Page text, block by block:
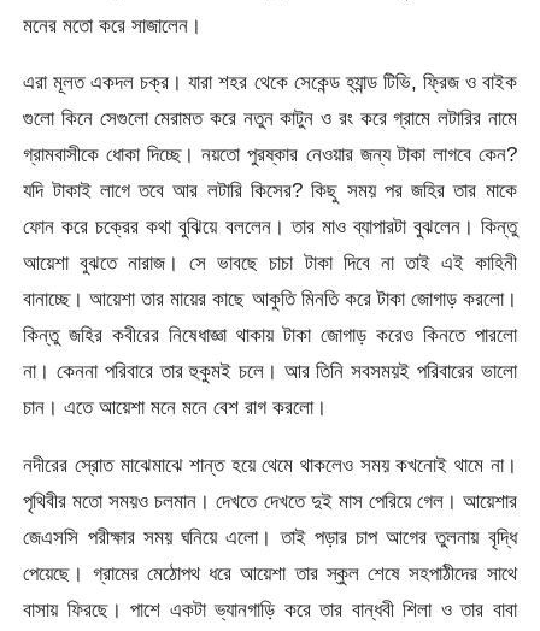
মনের মতো করে সাজালেন।
এরা মূলত একদল চক্র। যারা শহর থেকে সেকেন্ড হ্যান্ড টিভি, ফ্রিজ ও বাইক
গুলো কিনে সেগুলো মেরামত করে নতুন কাটুন ও রং করে গ্রামে লটারির নামে
গ্রামবাসীকে ধোকা দিচ্ছে। নয়তো পুরষ্কার নেওয়ার জন্য টাকা লাগবে কেন?
যদি টাকাই লাগে তবে আর লটারি কিসের? কিছু সময় পর জহির তার মাকে
ফোন করে চক্রের কথা বুঝিয়ে বললেন। তার মাও ব্যাপারটা বুঝলেন। কিন্তু
আয়েশা বুঝতে নারাজ। সে ভাবছে চাচা টাকা দিবে না তাই এই কাহিনী
বানাচ্ছে। আয়েশা তার মায়ের কাছে আকুতি মিনতি করে টাকা জোগাড় করলো।
কিন্তু জহির কবীরের নিষেধাজ্ঞা থাকায় টাকা জোগাড় করেও কিনতে পারলো
না। কেননা পরিবারে তার হুকুমই চলে। আর তিনি সবসময়ই পরিবারের ভালো
চান। এতে আয়েশা মনে মনে বেশ রাগ করলো।
নদীরের স্রোত মাঝেমাঝে শান্ত হয়ে থেমে থাকলেও সময় কখনোই থামে না।
পৃথিবীর মতো সময়ও চলমান। দেখতে দেখতে দুই মাস পেরিয়ে গেল। আয়েশার
জেএসসি পরীক্ষার সময় ঘনিয়ে এলো। তাই পড়ার চাপ আগের তুলনায় বৃদ্ধি
পেয়েছে। গ্রামের মেঠোপথ ধরে আয়েশা তার স্কুল শেষে সহপাঠীদের সাথে
বাসায় ফিরছে। পাশে একটা ভ্যানগাড়ি করে তার বান্ধবী শিলা ও তার বাবা